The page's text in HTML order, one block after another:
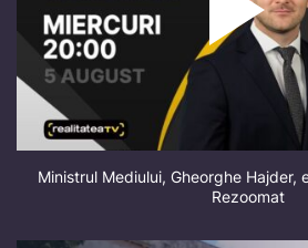
Ministrul Mediului, Gheorghe Hajder,
Rezoomat